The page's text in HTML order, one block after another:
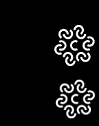
"Fattura